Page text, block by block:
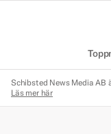
Schibsted News Media AB
Läs mer här